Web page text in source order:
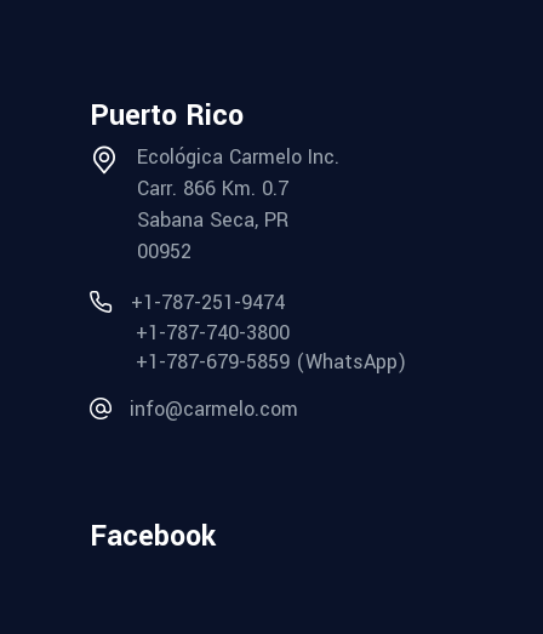
Puerto Rico
Ecológica Carmelo Inc.
Carr. 866 Km. 0.7
Sabana Seca, PR
00952
+1-787-251-9474
+1-787-740-3800
+1-787-679-5859 (WhatsApp)
info@carmelo.com
Facebook